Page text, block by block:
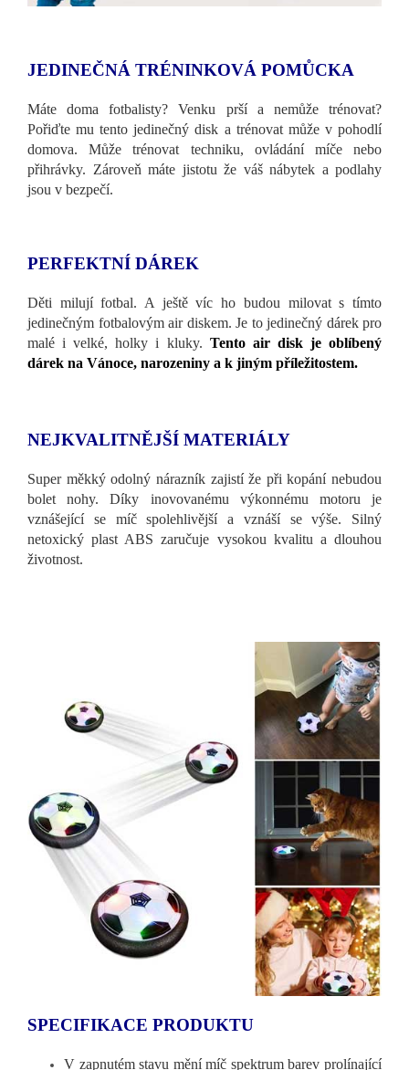
JEDINEČNÁ TRÉNINKOVÁ POMŮCKA
Máte doma fotbalisty? Venku prší a nemůže trénovat?
Pořiďte mu tento jedinečný disk a trénovat může v pohodlí
domova. Může trénovat techniku, ovládání míče nebo
přihrávky. Zároveň máte jistotu že váš nábytek a podlahy
jsou v bezpečí.
PERFEKTNÍ DÁREK
Děti milují fotbal. A ještě víc ho budou milovat s tímto
jedinečným fotbalovým air diskem. Je to jedinečný dárek pro
malé i velké, holky i kluky. Tento air disk je oblíbený
dárek na Vánoce, narozeniny a k jiným příležitostem.
NEJKVALITNĚJŠÍ MATERIÁLY
Super měkký odolný nárazník zajistí že při kopání nebudou
bolet nohy. Díky inovovanému výkonnému motoru je
vznášející se míč spolehlivější a vznáší se výše. Silný
netoxický plast ABS zaručuje vysokou kvalitu a dlouhou
životnost.
SPECIFIKACE PRODUKTU
V zapnutém stavu mění míč spektrum barev prolínající